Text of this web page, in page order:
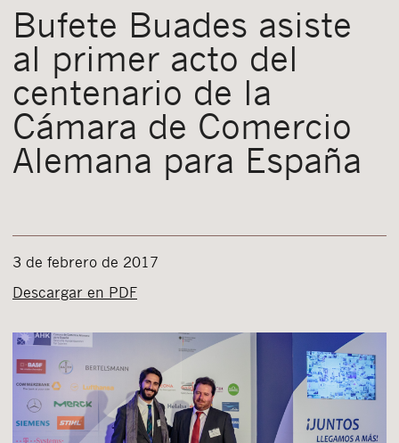
CONTACTO
Bufete Buades asiste
al primer acto del
centenario de la
Cámara de Comercio
Alemana para España
3 de febrero de 2017
Descargar en PDF